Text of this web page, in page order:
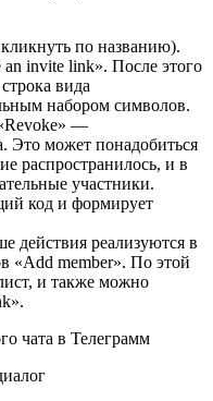
по названию).
an invite link». После этого
вида
набором символов.
—
Это может понадобиться
распространилось, и в
участники.
код и формирует
действия реализуются в
«Add member». По этой
и также можно